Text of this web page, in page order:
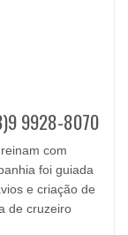
9928-8070
com
foi guiada
e criação de
de cruzeiro